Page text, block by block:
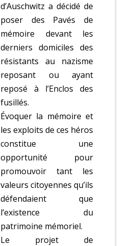
d’Auschwitz a décidé de
poser des Pavés de
mémoire devant les
derniers domiciles des
résistants au nazisme
reposant ou ayant
reposé à l’Enclos des
fusillés.
Évoquer la mémoire et
les exploits de ces héros
constitue une
opportunité pour
promouvoir tant les
valeurs citoyennes qu’ils
défendaient que
l’existence du
patrimoine mémoriel.
Le projet de